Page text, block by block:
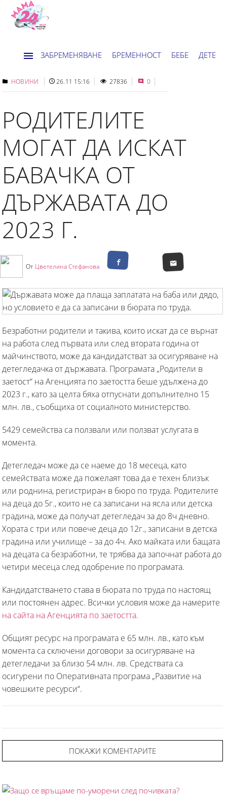
ЗАБРЕМЕНЯВАНЕ БРЕМЕННОСТ БЕБЕ ДЕТЕ
ДОМ НОВИНИ ХОРОСКОП
НОВИНИ 26.11 15:16 27836 0
РОДИТЕЛИТЕ
МОГАТ ДА ИСКАТ
БАВАЧКА ОТ
ДЪРЖАВАТА ДО
2023 Г.
От Цветелина Стефанова
Безработни родители и такива, които искат да се върнат
на работа след първата или след втората година от
майчинството, може да кандидатстват за осигуряване на
детегледачка от държавата. Програмата „Родители в
заетост“ на Агенцията по заетостта беше удължена до
2023 г., като за целта бяха отпуснати допълнително 15
млн. лв., съобщиха от социалното министерство.
5429 семейства са ползвали или ползват услугата в
момента.
Детегледач може да се наеме до 18 месеца, като
семействата може да пожелаят това да е техен близък
или роднина, регистриран в бюро по труда. Родителите
на деца до 5г., които не са записани на ясла или детска
градина, може да получат детегледач за до 8ч дневно.
Хората с три или повече деца до 12г., записани в детска
градина или училище – за до 4ч. Ако майката или бащата
на децата са безработни, те трябва да започнат работа до
четири месеца след одобрение по програмата.
Кандидатстването става в бюрата по труда по настоящ
или постоянен адрес. Всички условия може да намерите
на сайта на Агенцията по заетостта.
Общият ресурс на програмата е 65 млн. лв., като към
момента са сключени договори за осигуряване на
детегледачи за близо 54 млн. лв. Средствата са
осигурени по Оперативната програма „Развитие на
човешките ресурси“.
ПОКАЖИ КОМЕНТАРИТЕ